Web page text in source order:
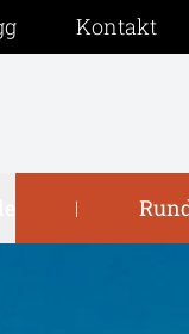
Kontakt
|